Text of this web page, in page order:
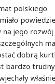
polskiego
na jego
dobrą
bardzo